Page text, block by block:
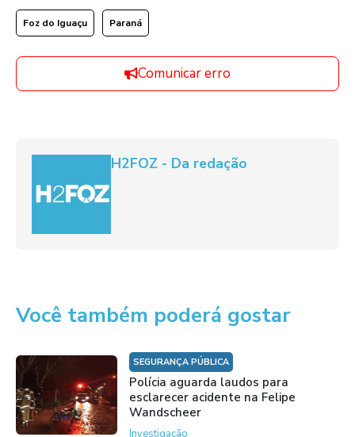
Foz do Iguaçu Paraná
Comunicar erro
H2FOZ - Da redação
Você também poderá gostar
SEGURANÇA PÚBLICA
Polícia aguarda laudos para
esclarecer acidente na Felipe
Wandscheer
Investigação